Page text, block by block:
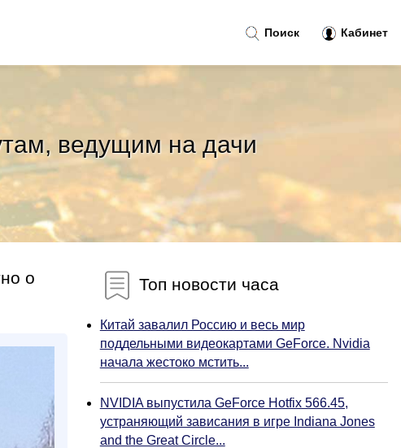
ведущим на дачи
о
Топ новости часа
Китай завалил Россию и весь мир
поддельными видеокартами GeForce. Nvidia
начала жестоко мстить...
NVIDIA выпустила GeForce Hotfix 566.45,
устраняющий зависания в игре Indiana Jones
and the Great Circle...
Поиск Кабинет